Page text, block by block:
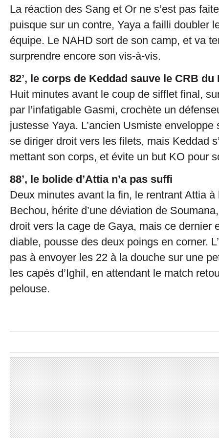
La réaction des Sang et Or ne s’est pas
puisque sur un contre, Yaya a failli doubler
équipe. Le NAHD sort de son camp, et va
surprendre encore son vis-à-vis.
82’, le corps de Keddad sauve le CRB du
Huit minutes avant le coup de sifflet final,
par l’infatigable Gasmi, crochète un
justesse Yaya. L’ancien Usmiste enveloppe
se diriger droit vers les filets, mais Keddad
mettant son corps, et évite un but KO pour
88’, le bolide d’Attia n’a pas suffi
Deux minutes avant la fin, le rentrant Attia à
Bechou, hérite d’une déviation de
droit vers la cage de Gaya, mais ce dernier
diable, pousse des deux poings en corner.
pas à envoyer les 22 à la douche sur une
les capés d’Ighil, en attendant le match
pelouse.